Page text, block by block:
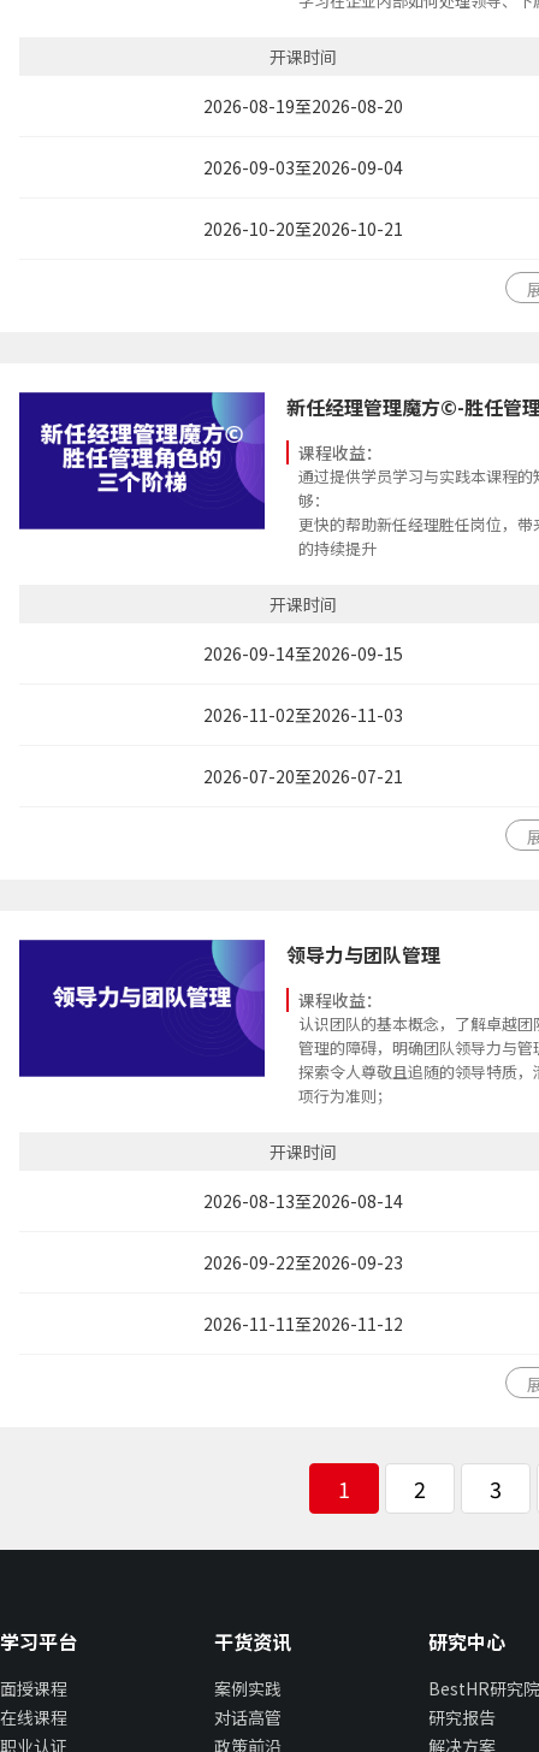
赢沟通力；
建立优秀团队，增强跨部门间的
度地发挥公司的综合实力
开课时间
2026-08-19至2026-08-20
2026-09-03至2026-09-04
2026-10-20至2026-10-21
新任经理管理魔方©-胜任管
课程收益：
通过提供学员学习与实践本课程
够：
更快的帮助新任经理胜任岗位，
的持续提升
立采取系统性应对策略，适应各种
能够通过培养更多的高成熟度管
对管理人才的需求
开课时间
2026-09-14至2026-09-15
2026-11-02至2026-11-03
2026-07-20至2026-07-21
领导力与团队管理
课程收益：
认识团队的基本概念，了解卓越
管理的障碍，明确团队领导力与
探索令人尊敬且追随的领导特质
项行为准则；
与支持；
认识团队冲突的来源与团队冲突
理的相关方法，有效管理团队冲
与共识、聚焦任务与结果，达成绩
共同的价值理念上保持高度的一
创造集体主义的荣誉感，激励与
开课时间
2026-08-13至2026-08-14
2026-09-22至2026-09-23
2026-11-11至2026-11-12
1 2 3
学习平台
面授课程
在线课程
职业认证
干货资讯
案例实践
对话高管
政策前沿
研究中心
BestHR研究院
研究报告
解决方案